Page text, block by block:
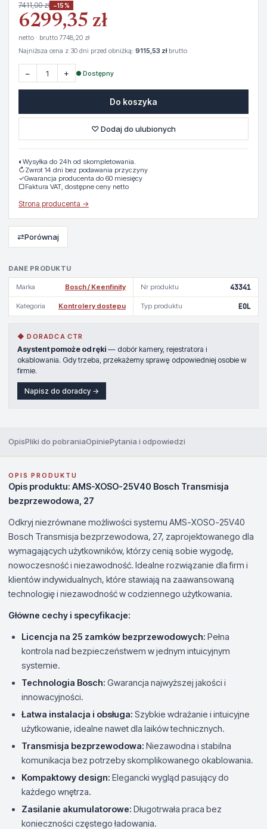
DANE PRODUKTU
Marka Bosch / Keenfinity Nr produktu 43341
Kategoria Kontrolery dostepu Typ produktu EOL
◆ DORADCA CTR
Asystent pomoże od ręki — dobór kamery, rejestratora i
okablowania. Gdy trzeba, przekażemy sprawę odpowiedniej osobie w
firmie.
Napisz do doradcy →
7411,00 zł −15%
6299,35 zł
netto · brutto 7748,20 zł
Najniższa cena z 30 dni przed obniżką: 9115,53 złbrutto
− + ● Dostępny
Do koszyka
♡ Dodaj do ulubionych
◐ Wysyłka do 24h od skompletowania.
↻Zwrot 14 dni bez podawania przyczyny
✓Gwarancja producenta do 60 miesięcy
▢Faktura VAT, dostępne ceny netto
Strona producenta →
⇄Porównaj
OpisPliki do pobraniaOpiniePytania i odpowiedzi
OPIS PRODUKTU
Opis produktu: AMS-XOSO-25V40 Bosch Transmisja
bezprzewodowa, 27
Odkryj niezrównane możliwości systemu AMS-XOSO-25V40
Bosch Transmisja bezprzewodowa, 27, zaprojektowanego dla
wymagających użytkowników, którzy cenią sobie wygodę,
nowoczesność i niezawodność. Idealne rozwiązanie dla firm i
klientów indywidualnych, które stawiają na zaawansowaną
technologię i niezawodność w codziennego użytkowania.
Główne cechy i specyfikacje:
Licencja na 25 zamków bezprzewodowych: Pełna
kontrola nad bezpieczeństwem w jednym intuicyjnym
systemie.
Technologia Bosch: Gwarancja najwyższej jakości i
innowacyjności.
Łatwa instalacja i obsługa: Szybkie wdrażanie i intuicyjne
użytkowanie, idealne nawet dla laików technicznych.
Transmisja bezprzewodowa: Niezawodna i stabilna
komunikacja bez potrzeby skomplikowanego okablowania.
Kompaktowy design: Elegancki wygląd pasujący do
każdego wnętrza.
Zasilanie akumulatorowe: Długotrwała praca bez
konieczności częstego ładowania.